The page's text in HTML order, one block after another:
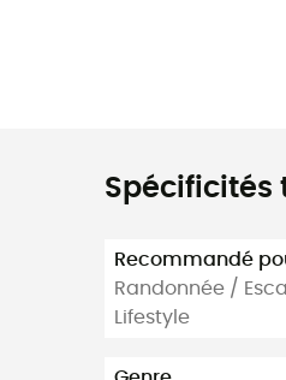
Spécificités
Recommandé
Randonnée /
Lifestyle